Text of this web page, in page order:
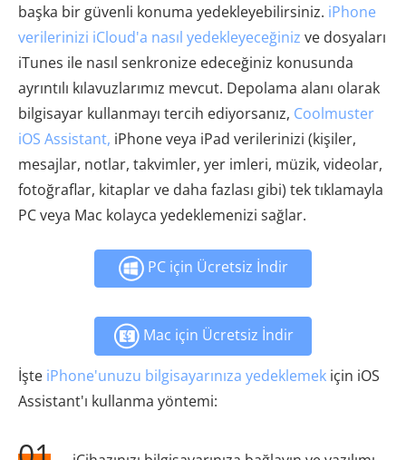
başka bir güvenli konuma yedekleyebilirsiniz. iPhone
verilerinizi iCloud'a nasıl yedekleyeceğiniz ve dosyaları
iTunes ile nasıl senkronize edeceğiniz konusunda
ayrıntılı kılavuzlarımız mevcut. Depolama alanı olarak
bilgisayar kullanmayı tercih ediyorsanız, Coolmuster
iOS Assistant, iPhone veya iPad verilerinizi (kişiler,
mesajlar, notlar, takvimler, yer imleri, müzik, videolar,
fotoğraflar, kitaplar ve daha fazlası gibi) tek tıklamayla
PC veya Mac kolayca yedeklemenizi sağlar.
PC için Ücretsiz İndir
Mac için Ücretsiz İndir
İşte iPhone'unuzu bilgisayarınıza yedeklemek için iOS
Assistant'ı kullanma yöntemi: